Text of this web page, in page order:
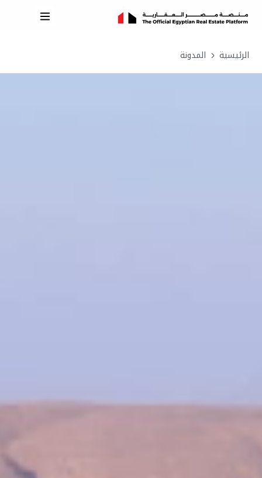
الرئيسية المدونة